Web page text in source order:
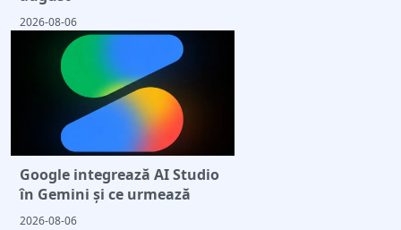
2026-08-06
Google integrează AI Studio
în Gemini și ce urmează
2026-08-06